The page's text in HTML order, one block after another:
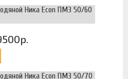
Ника Econ ПМ3 50/60
Ника Econ ПМ3 50/70